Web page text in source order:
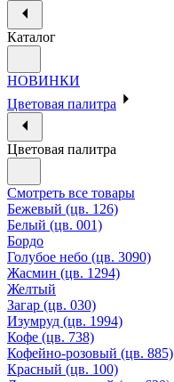
Каталог
НОВИНКИ
Цветовая палитра
Цветовая палитра
Смотреть все товары
Бежевый (цв. 126)
Белый (цв. 001)
Бордо
Голубое небо (цв. 3090)
Жасмин (цв. 1294)
Желтый
Загар (цв. 030)
Изумруд (цв. 1994)
Кофе (цв. 738)
Кофейно-розовый (цв. 885)
Красный (цв. 100)